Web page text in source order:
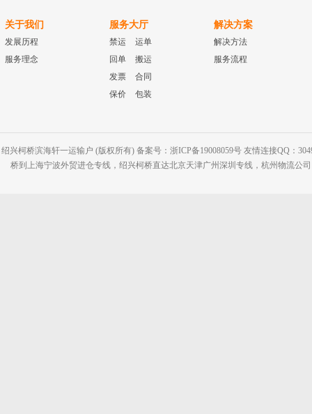
关于我们
发展历程
服务理念
服务大厅
禁运
运单
回单
搬运
发票
合同
保价
包装
解决方案
解决方法
服务流程
绍兴柯桥滨海轩一运输户 (版权所有) 备案号：浙ICP备19008059号 友情连接QQ：
桥到上海宁波外贸进仓专线，绍兴柯桥直达北京天津广州深圳专线，杭州物流公